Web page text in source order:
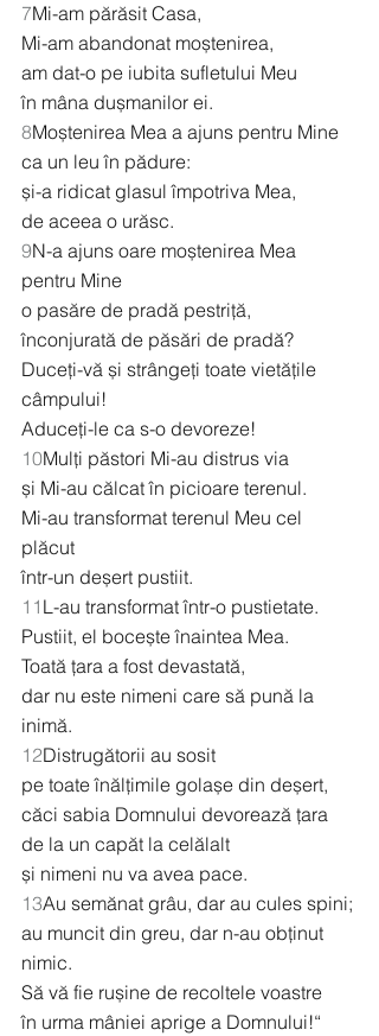
7Mi-am părăsit Casa,
Mi-am abandonat moștenirea,
am dat-o pe iubita sufletului Meu
în mâna dușmanilor ei.
8Moștenirea Mea a ajuns pentru Mine
ca un leu în pădure:
și-a ridicat glasul împotriva Mea,
de aceea o urăsc.
9N-a ajuns oare moștenirea Mea
pentru Mine
o pasăre de pradă pestriță,
înconjurată de păsări de pradă?
Duceți-vă și strângeți toate vietățile
câmpului!
Aduceți-le ca s-o devoreze!
10Mulți păstori Mi-au distrus via
și Mi-au călcat în picioare terenul.
Mi-au transformat terenul Meu cel
plăcut
într-un deșert pustiit.
11 L-au transformat într-o pustietate.
Pustiit, el bocește înaintea Mea.
Toată țara a fost devastată,
dar nu este nimeni care să pună la
inimă.
12Distrugătorii au sosit
pe toate înălțimile golașe din deșert,
căci sabia Domnului devorează țara
de la un capăt la celălalt
și nimeni nu va avea pace.
13Au semănat grâu, dar au cules spini;
au muncit din greu, dar n-au obținut
nimic.
Să vă fie rușine de recoltele voastre
în urma mâniei aprige a Domnului!“